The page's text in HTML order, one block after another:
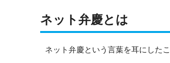
ネット弁慶とは
ネット弁慶という言葉を耳にした